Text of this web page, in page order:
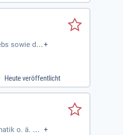
sowie der+
Heute veröffentlicht
o. ä. Be +